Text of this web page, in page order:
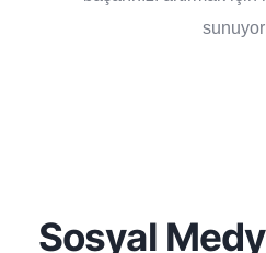
Sosyal